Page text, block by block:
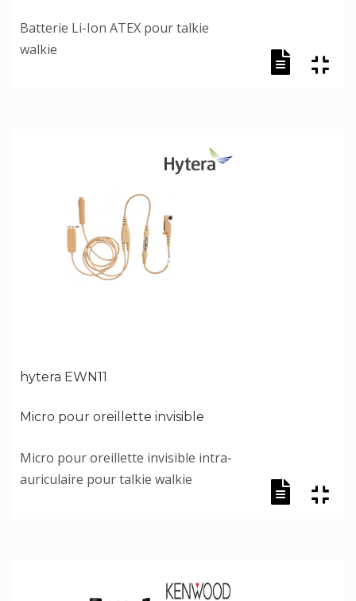
Batterie Li-Ion ATEX pour talkie
walkie
hytera EWN11
Micro pour oreillette invisible
Micro pour oreillette invisible intra-
auriculaire pour talkie walkie